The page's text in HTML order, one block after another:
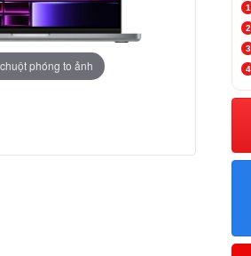
phóng to ảnh